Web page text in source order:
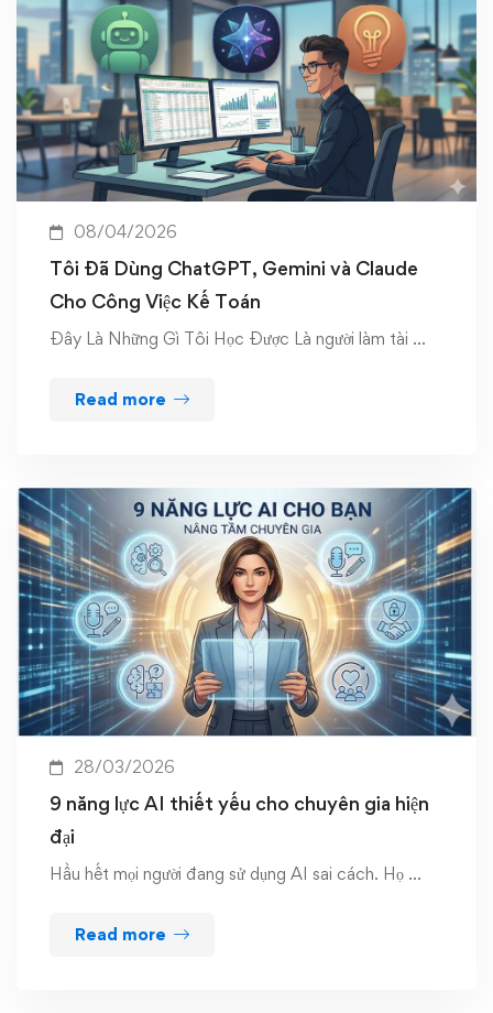
08/04/2026
Tôi Đã Dùng ChatGPT, Gemini và Claude
Cho Công Việc Kế Toán
Đây Là Những Gì Tôi Học Được Là người làm tài …
Read more
28/03/2026
9 năng lực AI thiết yếu cho chuyên gia hiện
đại
Hầu hết mọi người đang sử dụng AI sai cách. Họ …
Read more